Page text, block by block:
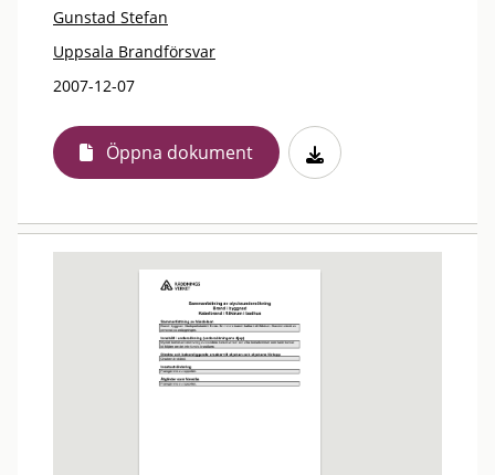
Gunstad Stefan
Uppsala Brandförsvar
2007-12-07
Öppna dokument